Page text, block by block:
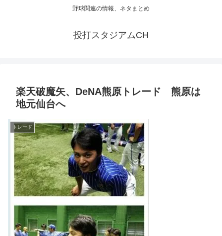
野球関連の情報、ネタまとめ
投打スタジアムCH
楽天破魔矢、DeNA熊原トレード 熊原は
地元仙台へ
トレード